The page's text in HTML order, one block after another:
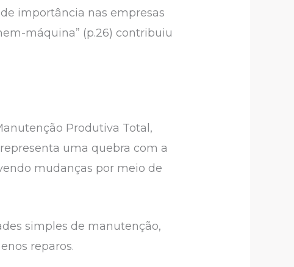
importância nas empresas
máquina” (p.26) contribuiu
Produtiva Total,
uma quebra com a
mudanças por meio de
simples de manutenção,
reparos.